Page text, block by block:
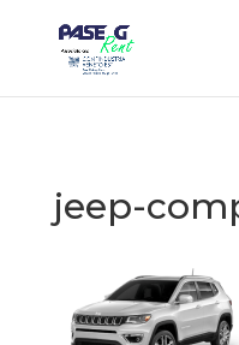
jeep-